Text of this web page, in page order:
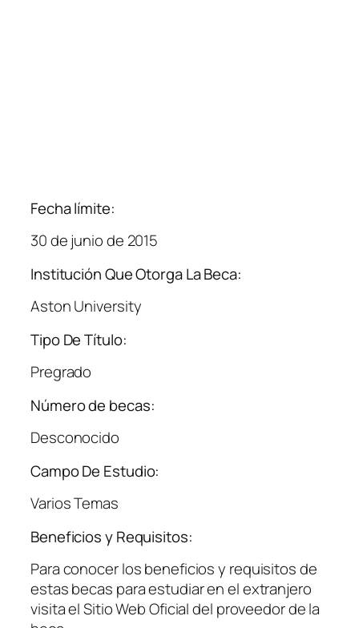
Fecha límite:
30 de junio de 2015
Institución Que Otorga La Beca:
Aston University
Tipo De Título:
Pregrado
Número de becas:
Desconocido
Campo De Estudio:
Varios Temas
Beneficios y Requisitos:
Para conocer los beneficios y requisitos de
estas becas para estudiar en el extranjero
visita el Sitio Web Oficial del proveedor de la